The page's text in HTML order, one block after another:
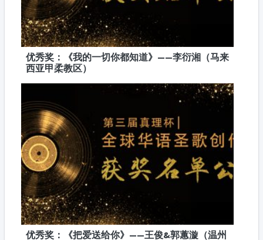
优秀奖：《我的一切你都知道》——李衍湘（马来
西亚甲柔教区）
优秀奖：《把爱送给你》——王俊&郭蕙漩（温州